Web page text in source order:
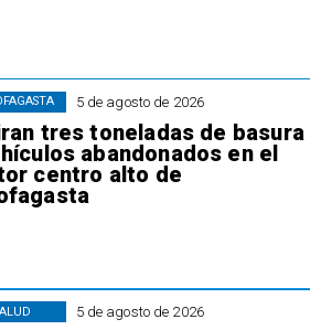
5 de agosto de 2026
tres toneladas de basura
abandonados en el
centro alto de
5 de agosto de 2026